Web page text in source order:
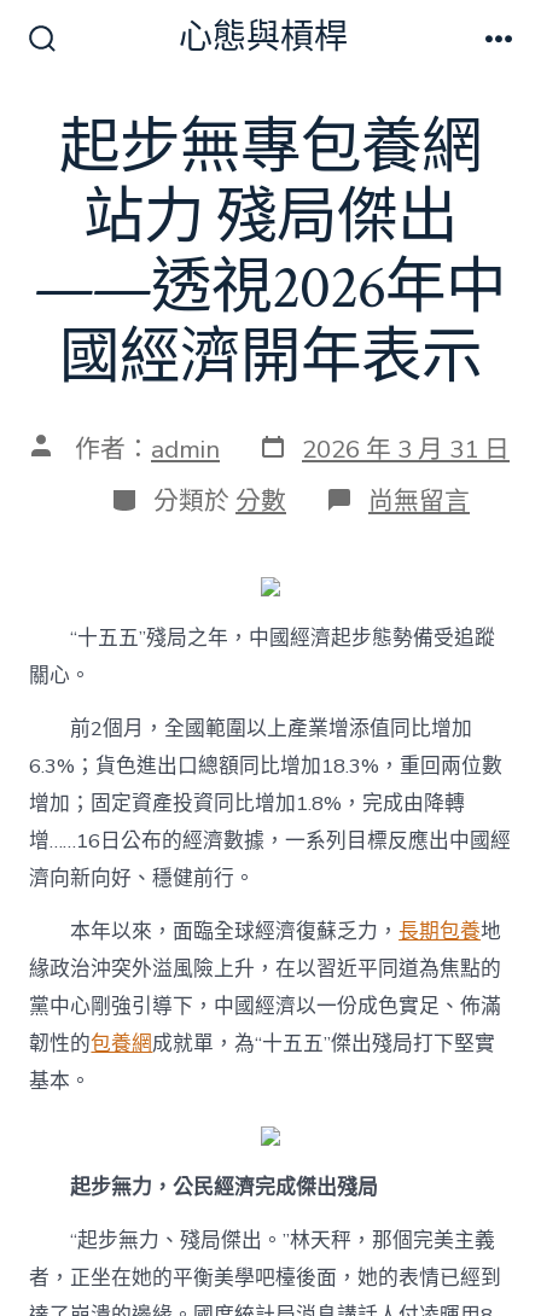
切
換
開
心態與槓桿
起步無專包養網
站力 殘局傑出
——透視2026年中
國經濟開年表示
文 作者： admin 發
表
日
期
2026 年 3 月 31 日
分
類
分類於 分數 在
〈起
包
養
力
殘
局
傑
出
——
年
中
國
經
濟
開
尚無留言
“十五五”殘局之年，中國經濟起步態勢備受追蹤
關心。
前2個月，全國範圍以上產業增添值同比增加
6.3%；貨色進出口總額同比增加18.3%，重回兩位數
增加；固定資產投資同比增加1.8%，完成由降轉
增……16日公布的經濟數據，一系列目標反應出中國經
濟向新向好、穩健前行。
本年以來，面臨全球經濟復蘇乏力，長期包養地
緣政治沖突外溢風險上升，在以習近平同道為焦點的
黨中心剛強引導下，中國經濟以一份成色實足、佈滿
韌性的包養網成就單，為“十五五”傑出殘局打下堅實
基本。
起步無力，公民經濟完成傑出殘局
“起步無力、殘局傑出。”林天秤，那個完美主義
者，正坐在她的平衡美學吧檯後面，她的表情已經到